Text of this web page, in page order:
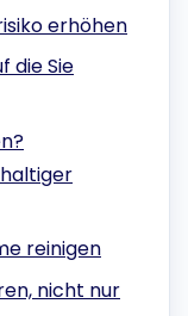
erhöhen
die Sie
reinigen
nicht nur